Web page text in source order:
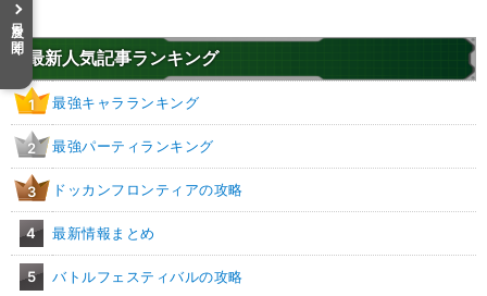
変身セル
9.0 / 10 点
・DEF+25%
【一致するリンクスキル(5)】
未来からの使者
分身
【一致するカテゴリー(9)】
人造人間/セル編
人工生命体
永遠の宿敵
高速戦闘
最新人気記事ランキング
1 最強キャラランキング
2 最強パーティランキング
3 ドッカンフロンティアの攻略
4 最新情報まとめ
5 バトルフェスティバルの攻略
目次を開く